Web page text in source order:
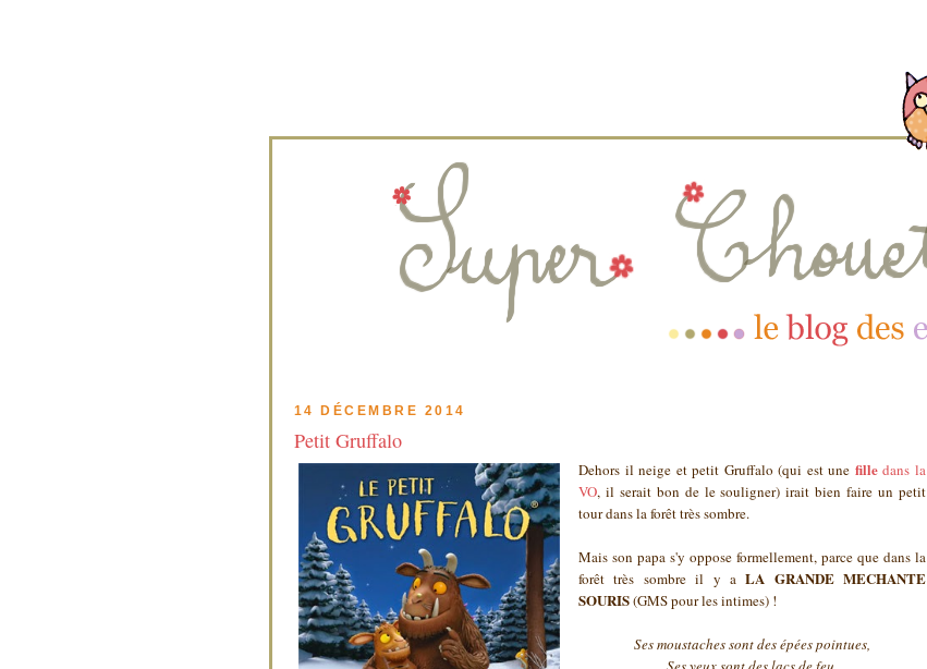
14 DÉCEMBRE 2014
Petit Gruffalo
Dehors il neige et petit Gruffalo (qui est une filledans la
VO, il serait bon de le souligner) irait bien faire un petit
tour dans la forêt très sombre.
Mais son papa s'y oppose formellement, parce que dans la
forêt très sombre il y aLA GRANDE MECHANTE
SOURIS(GMS pour les intimes) !
Ses moustaches sont des épées pointues,